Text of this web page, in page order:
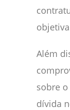
Além
sobre
dívida